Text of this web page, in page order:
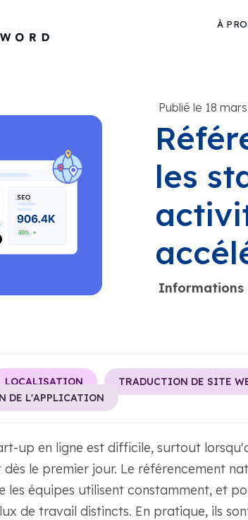
À
Publié le 18
les
Informations
LOCALISATION
TRADUCTION DE SITE
DE L'APPLICATION
up en ligne est difficile, surtout
le premier jour. Le référencement
les équipes utilisent constamment, et
de travail distincts. En pratique, ils